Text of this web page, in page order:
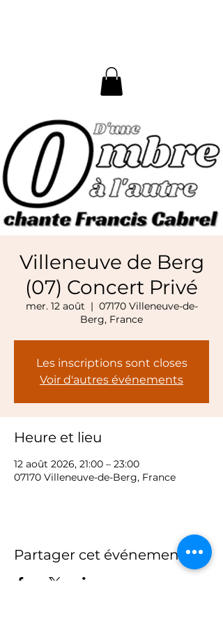
Villeneuve de Berg
(07) Concert Privé
mer. 12 août
  |
07170 Villeneuve-de-
Berg, France
Les inscriptions sont closes
Voir d'autres événements
Heure et lieu
12 août 2026, 21:00 – 23:00
07170 Villeneuve-de-Berg, France
Partager cet événement